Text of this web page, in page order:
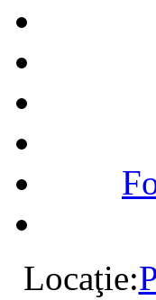
Locaţie: